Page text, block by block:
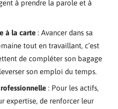
à prendre la parole et à
à la carte : Avancer dans sa
tout en travaillant, c’est
de compléter son bagage
son emploi du temps.
: Pour les actifs,
expertise, de renforcer leur